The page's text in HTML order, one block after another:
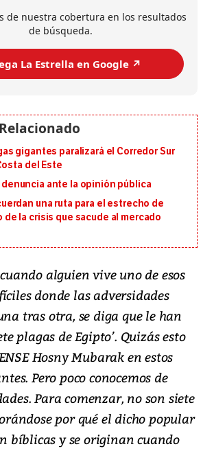
de nuestra cobertura en los resultados
de búsqueda.
La Estrella en Google ↗️
gigantes paralizará el Corredor Sur
del Este
denuncia ante la opinión pública
una ruta para el estrecho de
de la crisis que sacude al mercado
alguien vive uno de esos
donde las adversidades
tras otra, se diga que le han
plagas de Egipto’. Quizás esto
Hosny Mubarak en estos
Pero poco conocemos de
Para comenzar, no son siete
por qué el dicho popular
bíblicas y se originan cuando